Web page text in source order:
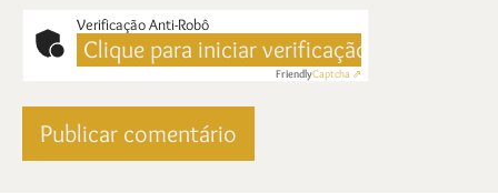
Verificação Anti-Robô
Clique para iniciar verificação
FriendlyCaptcha ⇗